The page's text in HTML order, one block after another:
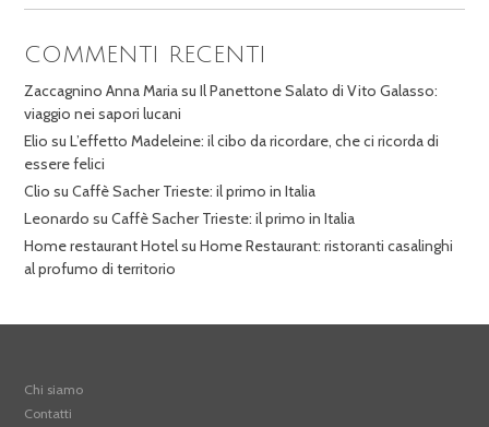
COMMENTI RECENTI
Zaccagnino Anna MariasuIl Panettone Salato di Vito Galasso:
viaggio nei sapori lucani
Elio suL’effetto Madeleine: il cibo da ricordare, che ci ricorda di
essere felici
Clio suCaffè Sacher Trieste: il primo in Italia
Leonardo suCaffè Sacher Trieste: il primo in Italia
Home restaurant HotelsuHome Restaurant: ristoranti casalinghi
al profumo di territorio
Chi siamo
Contatti